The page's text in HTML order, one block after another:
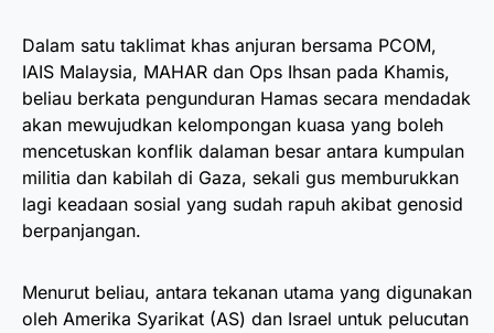
Dalam satu taklimat khas anjuran bersama PCOM,
IAIS Malaysia, MAHAR dan Ops Ihsan pada Khamis,
beliau berkata pengunduran Hamas secara mendadak
akan mewujudkan kelompongan kuasa yang boleh
mencetuskan konflik dalaman besar antara kumpulan
militia dan kabilah di Gaza, sekali gus memburukkan
lagi keadaan sosial yang sudah rapuh akibat genosid
berpanjangan.
Menurut beliau, antara tekanan utama yang digunakan
oleh Amerika Syarikat (AS) dan Israel untuk pelucutan